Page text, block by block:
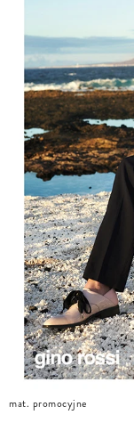
mat. promocyjne